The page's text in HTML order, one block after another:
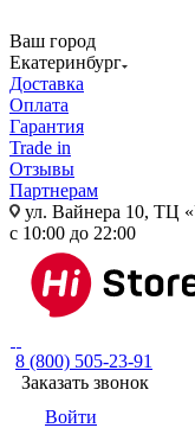
Ваш город
Екатеринбург
Доставка
Оплата
Гарантия
Trade in
Отзывы
Партнерам
ул. Вайнера 10, ТЦ
с 10:00 до 22:00
8 (800) 505-23-91
Заказать звонок
Войти